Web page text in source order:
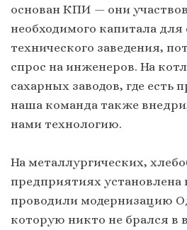
основан КПИ — они
необходимого капитала для
технического заведения,
спрос на инженеров. На
сахарных заводов, где есть
наша команда также
нами технологию.
На металлургических,
предприятиях
проводили модернизацию
которую никто не брался в